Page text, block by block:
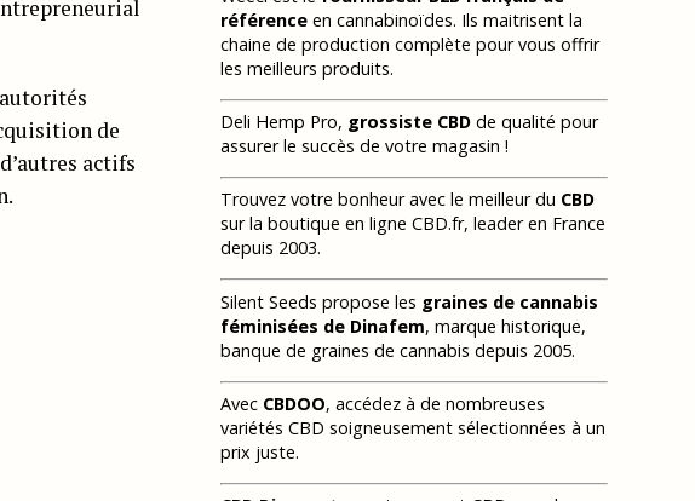
de
actifs
référence en cannabinoïdes. Ils maitrisent la
chaine de production complète pour vous offrir
les meilleurs produits.
Deli Hemp Pro, grossiste CBD de qualité pour
assurer le succès de votre magasin !
Trouvez votre bonheur avec le meilleur du CBD
sur la boutique en ligne CBD.fr, leader en France
depuis 2003.
Silent Seeds propose les graines de cannabis
féminisées de Dinafem, marque historique,
banque de graines de cannabis depuis 2005.
Avec CBDOO, accédez à de nombreuses
variétés CBD soigneusement sélectionnées à un
prix juste.